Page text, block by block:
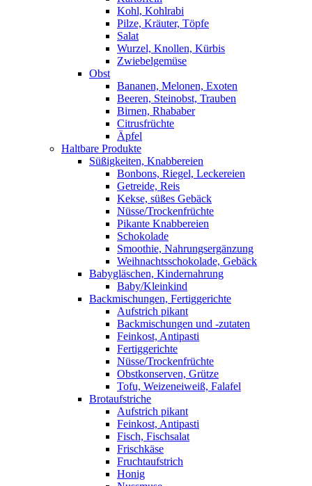
Kohl, Kohlrabi
Pilze, Kräuter, Töpfe
Salat
Wurzel, Knollen, Kürbis
Zwiebelgemüse
Obst
Bananen, Melonen, Exoten
Beeren, Steinobst, Trauben
Birnen, Rhababer
Citrusfrüchte
Äpfel
Haltbare Produkte
Süßigkeiten, Knabbereien
Bonbons, Riegel, Leckereien
Getreide, Reis
Kekse, süßes Gebäck
Nüsse/Trockenfrüchte
Pikante Knabbereien
Schokolade
Smoothie, Nahrungsergänzung
Weihnachtsschokolade, Gebäck
Babygläschen, Kindernahrung
Baby/Kleinkind
Backmischungen, Fertiggerichte
Aufstrich pikant
Backmischungen und -zutaten
Feinkost, Antipasti
Fertiggerichte
Nüsse/Trockenfrüchte
Obstkonserven, Grütze
Tofu, Weizeneiweiß, Falafel
Brotaufstriche
Aufstrich pikant
Feinkost, Antipasti
Fisch, Fischsalat
Frischkäse
Fruchtaufstrich
Honig